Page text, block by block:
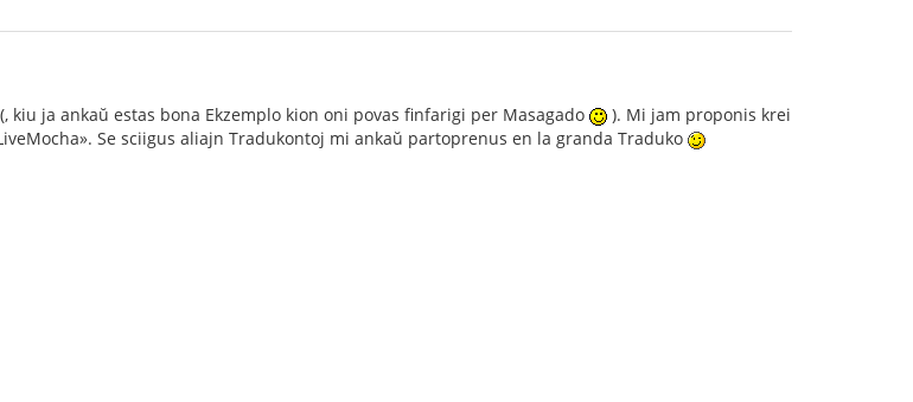
kiu ja ankaŭ estas bona Ekzemplo kion oni povas finfarigi per Masagado
). Mi jam proponis krei
Se sciigus aliajn Tradukontoj mi ankaŭ partoprenus en la granda Traduko